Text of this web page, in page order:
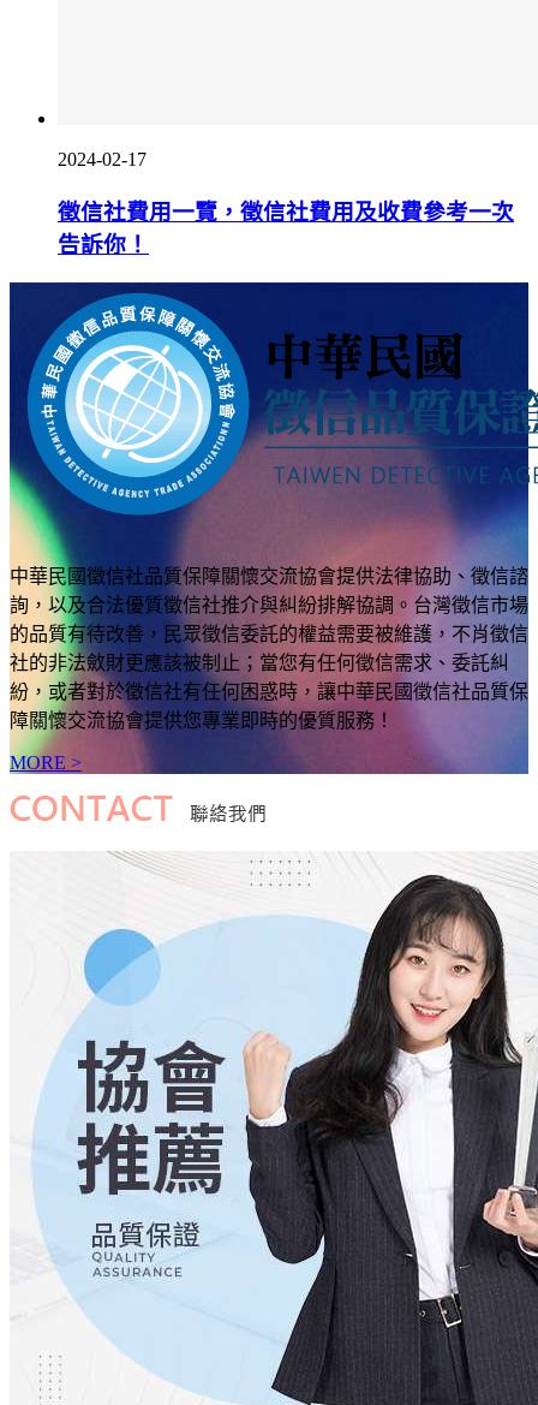
2024-02-17
徵信社費用一覽，徵信社費用及收費參考一次
告訴你！
中華民國徵信社品質保障關懷交流協會提供法律協助、徵信諮
詢，以及合法優質徵信社推介與糾紛排解協調。台灣徵信市場
的品質有待改善，民眾徵信委託的權益需要被維護，不肖徵信
社的非法斂財更應該被制止；當您有任何徵信需求、委託糾
紛，或者對於徵信社有任何困惑時，讓中華民國徵信社品質保
障關懷交流協會提供您專業即時的優質服務！
MORE >